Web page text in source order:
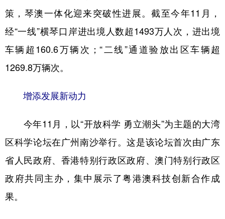
策，琴澳一体化迎来突破性进展。截至今年11月，
经“一线”横琴口岸进出境人数超1493万人次，进出境
车辆超160.6万辆次；“二线”通道验放出区车辆超
1269.8万辆次。
增添发展新动力
今年11月，以“开放科学 勇立潮头”为主题的大湾
区科学论坛在广州南沙举行。这是该论坛首次由广东
省人民政府、香港特别行政区政府、澳门特别行政区
政府共同主办，集中展示了粤港澳科技创新合作成
果。